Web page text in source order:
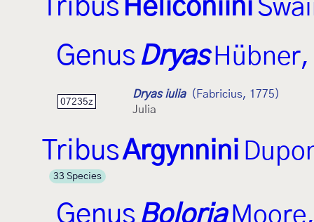
Tribus Heliconiini
Genus Dryas
07235z
Dryas iulia
(Fabricius, 1775)
Julia
TribusArgynnini
33 Species
Genus Boloria